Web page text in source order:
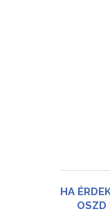
HA
OSZD